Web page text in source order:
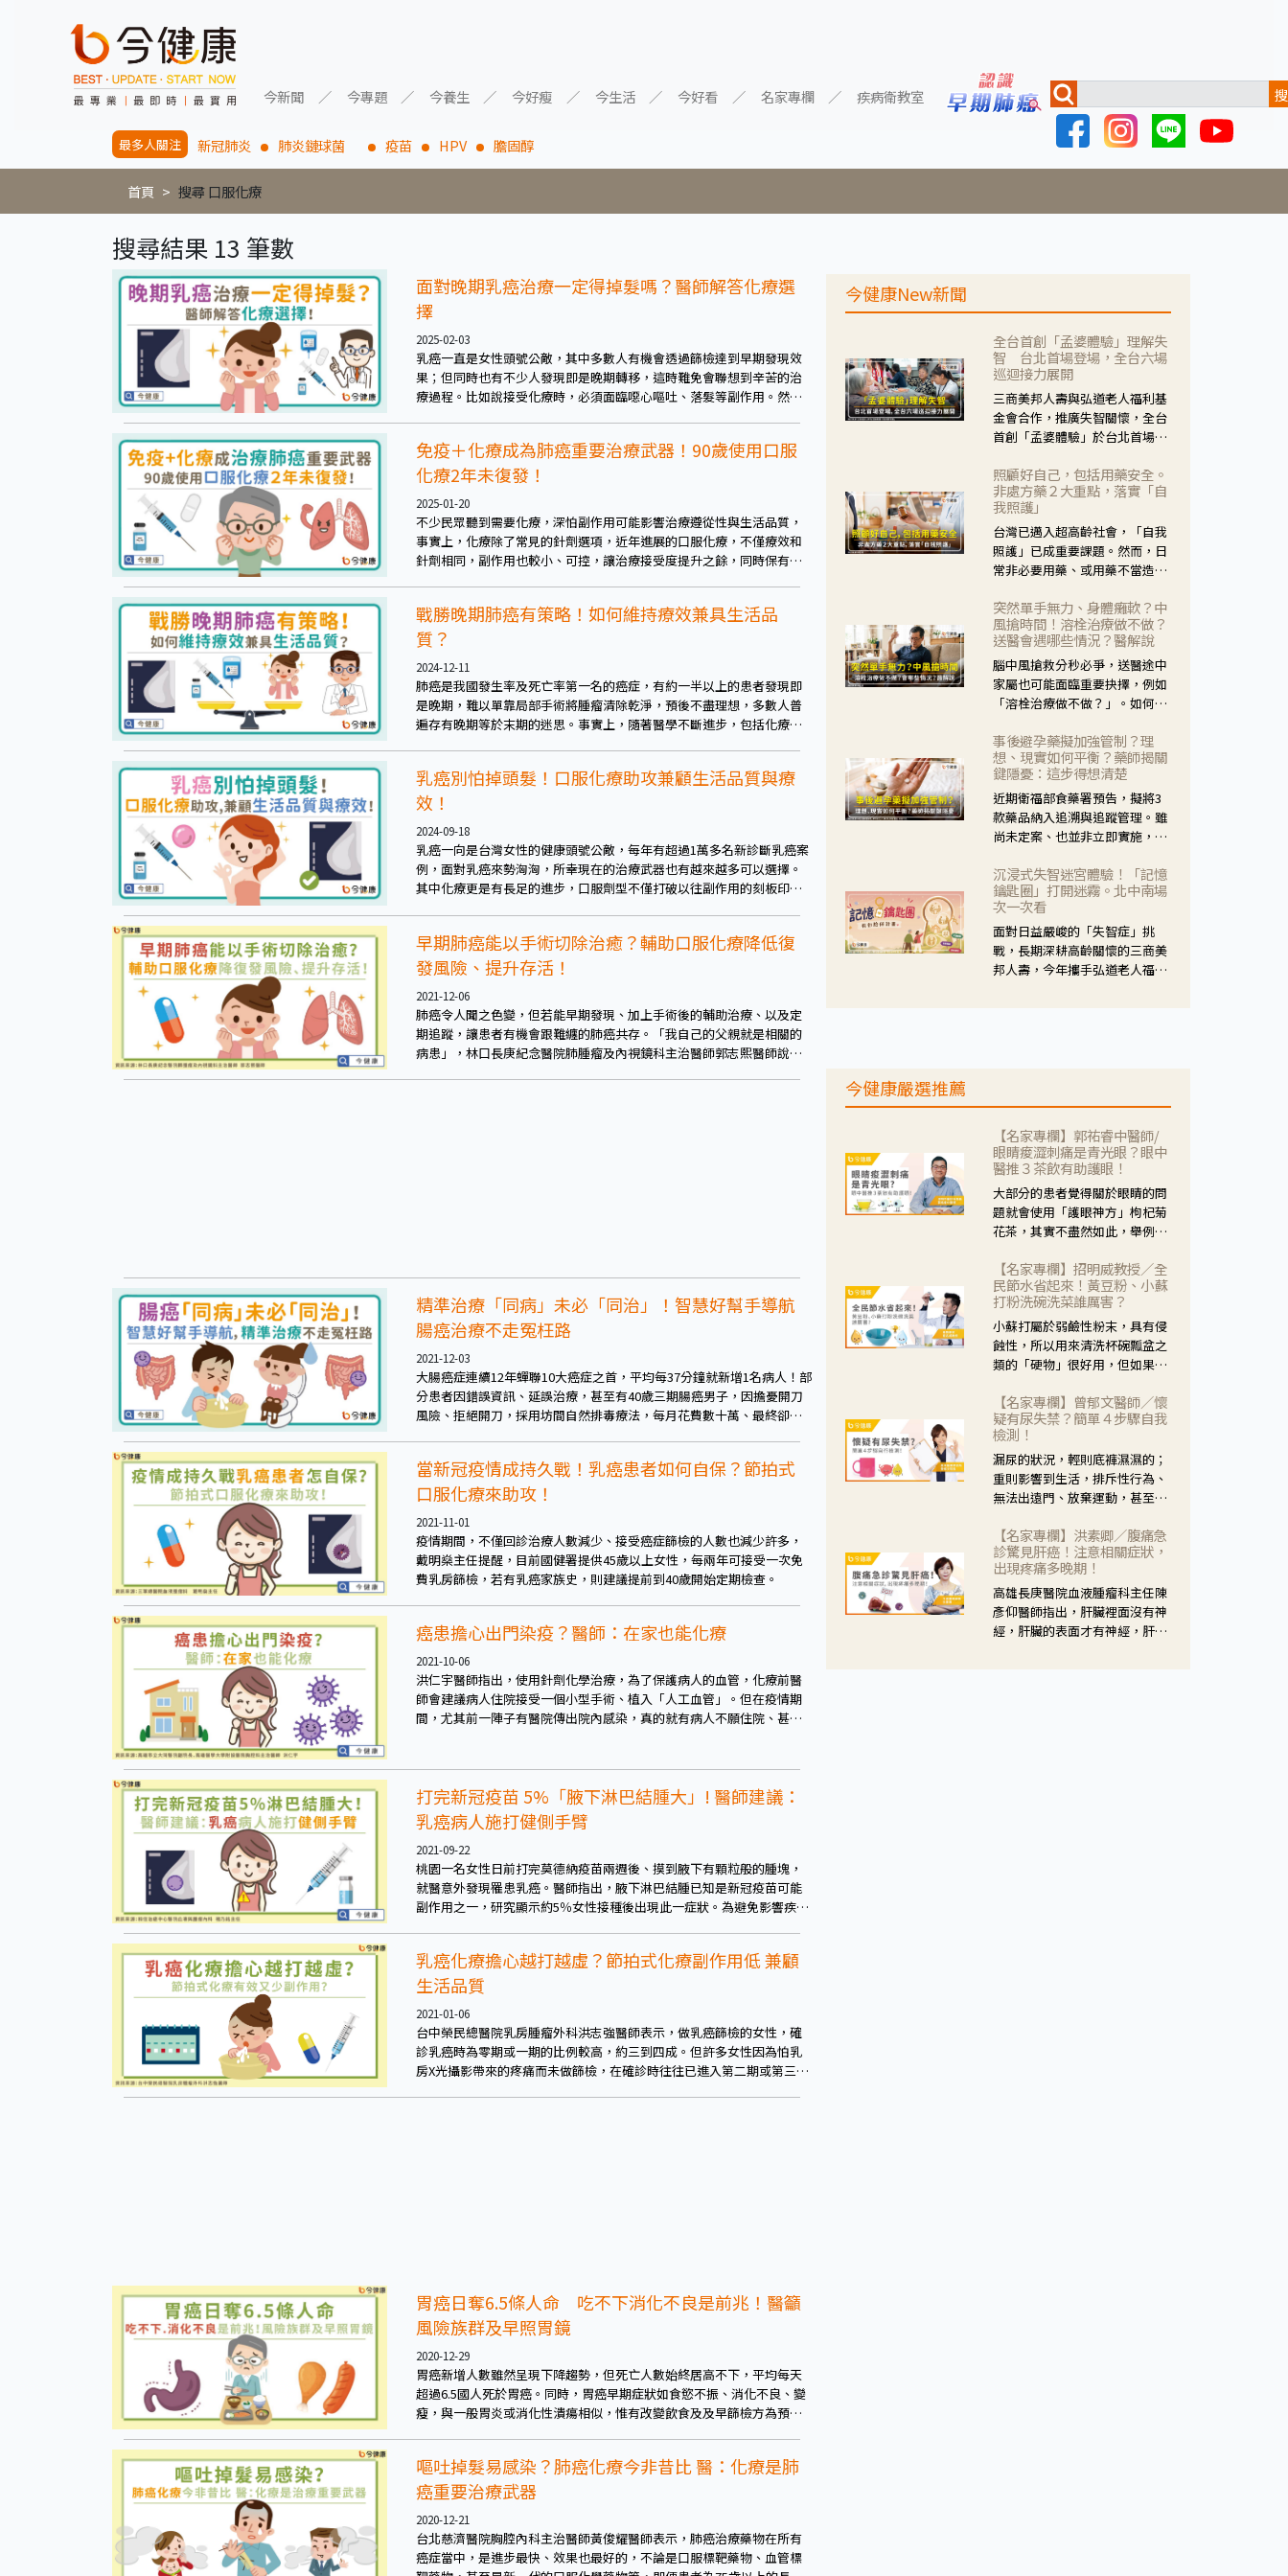
今新聞 今專題 今養生 今好瘦 今生活 今好看 名家專欄 疾病衛教室
最多人關注 新冠肺炎 肺炎鏈球菌 疫苗 HPV 膽固醇
首頁 搜尋 口服化療
搜尋結果 13 筆數
面對晚期乳癌治療一定得掉髮嗎？醫師解答化療選
擇
2025-02-03
乳癌一直是女性頭號公敵，其中多數人有機會透過篩檢達到早期發現效
果；但同時也有不少人發現即是晚期轉移，這時難免會聯想到辛苦的治
療過程。比如說接受化療時，必須面臨噁心嘔吐、落髮等副作用。然
治療方式。
免疫＋化療成為肺癌重要治療武器！90歲使用口服
化療2年未復發！
2025-01-20
不少民眾聽到需要化療，深怕副作用可能影響治療遵從性與生活品質，
事實上，化療除了常見的針劑選項，近年進展的口服化療，不僅療效和
針劑相同，副作用也較小、可控，讓治療接受度提升之餘，同時保有生
戰勝晚期肺癌有策略！如何維持療效兼具生活品
質？
2024-12-11
肺癌是我國發生率及死亡率第一名的癌症，有約一半以上的患者發現即
是晚期，難以單靠局部手術將腫瘤清除乾淨，預後不盡理想，多數人普
遍存有晚期等於末期的迷思。事實上，隨著醫學不斷進步，包括化療、
穩控病情、維持最好的生活品質。
乳癌別怕掉頭髮！口服化療助攻兼顧生活品質與療
效！
2024-09-18
乳癌一向是台灣女性的健康頭號公敵，每年有超過1萬多名新診斷乳癌案
例，面對乳癌來勢洶洶，所幸現在的治療武器也有越來越多可以選擇。
其中化療更是有長足的進步，口服劑型不僅打破以往副作用的刻板印
早期肺癌能以手術切除治癒？輔助口服化療降低復
發風險、提升存活！
2021-12-06
肺癌令人聞之色變，但若能早期發現、加上手術後的輔助治療、以及定
期追蹤，讓患者有機會跟難纏的肺癌共存。「我自己的父親就是相關的
病患」，林口長庚紀念醫院肺腫瘤及內視鏡科主治醫師郭志熙醫師說，
精準治療「同病」未必「同治」！智慧好幫手導航
腸癌治療不走冤枉路
2021-12-03
大腸癌症連續12年蟬聯10大癌症之首，平均每37分鐘就新增1名病人！部
分患者因錯誤資訊、延誤治療，甚至有40歲三期腸癌男子，因擔憂開刀
風險、拒絕開刀，採用坊間自然排毒療法，每月花費數十萬、最終卻肚
當新冠疫情成持久戰！乳癌患者如何自保？節拍式
口服化療來助攻！
2021-11-01
疫情期間，不僅回診治療人數減少、接受癌症篩檢的人數也減少許多，
戴明燊主任提醒，目前國健署提供45歲以上女性，每兩年可接受一次免
費乳房篩檢，若有乳癌家族史，則建議提前到40歲開始定期檢查。
癌患擔心出門染疫？醫師：在家也能化療
2021-10-06
洪仁宇醫師指出，使用針劑化學治療，為了保護病人的血管，化療前醫
師會建議病人住院接受一個小型手術、植入「人工血管」。但在疫情期
間，尤其前一陣子有醫院傳出院內感染，真的就有病人不願住院、甚至
打完新冠疫苗 5%「腋下淋巴結腫大」! 醫師建議：
乳癌病人施打健側手臂
2021-09-22
桃園一名女性日前打完莫德納疫苗兩週後、摸到腋下有顆粒般的腫塊，
就醫意外發現罹患乳癌。醫師指出，腋下淋巴結腫已知是新冠疫苗可能
副作用之一，研究顯示約5％女性接種後出現此一症狀。為避免影響疾病
乳癌化療擔心越打越虛？節拍式化療副作用低 兼顧
生活品質
2021-01-06
台中榮民總醫院乳房腫瘤外科洪志強醫師表示，做乳癌篩檢的女性，確
診乳癌時為零期或一期的比例較高，約三到四成。但許多女性因為怕乳
房X光攝影帶來的疼痛而未做篩檢，在確診時往往已進入第二期或第三期
胃癌日奪6.5條人命 吃不下消化不良是前兆！醫籲
風險族群及早照胃鏡
2020-12-29
胃癌新增人數雖然呈現下降趨勢，但死亡人數始終居高不下，平均每天
超過6.5國人死於胃癌。同時，胃癌早期症狀如食慾不振、消化不良、變
瘦，與一般胃炎或消化性潰瘍相似，惟有改變飲食及及早篩檢方為預防
嘔吐掉髮易感染？肺癌化療今非昔比 醫：化療是肺
癌重要治療武器
2020-12-21
台北慈濟醫院胸腔內科主治醫師黃俊耀醫師表示，肺癌治療藥物在所有
癌症當中，是進步最快、效果也最好的，不論是口服標靶藥物、血管標
今健康New新聞
全台首創「孟婆體驗」理解失
智 台北首場登場，全台六場
巡迴接力展開
三商美邦人壽與弘道老人福利基
金會合作，推廣失智關懷，全台
首創「孟婆體驗」於台北首場實
模式，用結合情境互動等豐富活
動，將抽象的失智轉化為可感
受、可討論的生活情境，並引導
民眾在家人開始出現改變時，以
理解取代責備、以耐心回應不
安。
照顧好自己，包括用藥安全。
非處方藥２大重點，落實「自
我照護」
台灣已邁入超高齡社會，「自我
照護」已成重要課題。然而，日
常非必要用藥、或用藥不當造成
在重要。社團法人台灣自我照護
產業協會 提出「非處方藥正確使
用」與「藥師給力」，鼓勵民眾
建立安全且正確的自我照護習
慣。
突然單手無力、身體癱軟？中
風搶時間！溶栓治療做不做？
送醫會遇哪些情況？醫解說
腦中風搶救分秒必爭，送醫途中
家屬也可能面臨重要抉擇，例如
「溶栓治療做不做？」。如何搶
會理事長陳龍醫師解說！
事後避孕藥擬加強管制？理
想、現實如何平衡？藥師揭關
鍵隱憂：這步得想清楚
近期衛福部食藥署預告，擬將3
款藥品納入追溯與追蹤管理。雖
尚未定案、也並非立即實施，不
人杰藥師表示，這三款藥物目
的、作用、風險各有不同，管制
與否所帶來的後許影響也不同，
可先了解其特性。
沉浸式失智迷宮體驗！「記憶
鑰匙圈」打開迷霧。北中南場
次一次看
面對日益嚴峻的「失智症」挑
戰，長期深耕高齡關懷的三商美
邦人壽，今年攜手弘道老人福利
生活挑戰。
今健康嚴選推薦
【名家專欄】郭祐睿中醫師/
眼睛痠澀刺痛是青光眼？眼中
醫推３茶飲有助護眼！
大部分的患者覺得關於眼睛的問
題就會使用「護眼神方」枸杞菊
花茶，其實不盡然如此，舉例來
紅、眼睛痛、眼屎多而且顏色
黃，當然就可以使用枸杞菊花
茶，但是枸杞的劑量要少，菊花
的劑量要多；若是有以上症狀以
外，眼睛還會有灼熱感，眼屎多
到會「牽絲」，也就是水樣分泌
了，這時候就要使用菊花、金銀
花來治療；假如單純的眼睛乾
澀，結膜沒有紅，眼睛周圍沒有
眼屎，這種情況是屬於「陰
虛」，就可以使用枸杞、蓮藕、
麥門冬、山藥等比較滋潤的藥
【名家專欄】招明威教授／全
民節水省起來！黃豆粉、小蘇
打粉洗碗洗菜誰厲害？
小蘇打屬於弱鹼性粉末，具有侵
蝕性，所以用來清洗杯碗瓢盆之
類的「硬物」很好用，但如果用
特別注意用法用量，使用過多或
是浸泡太久，容易腐蝕蔬菜的纖
維，讓菜軟掉不清脆。
【名家專欄】曾郁文醫師／懷
疑有尿失禁？簡單４步驟自我
檢測！
漏尿的狀況，輕則底褲濕濕的；
重則影響到生活，排斥性行為、
無法出遠門、放棄運動，甚至怕
禁」的症狀，長期下來不敢與朋
友往來，低潮陰霾造成憂鬱症。
【名家專欄】洪素卿／腹痛急
診驚見肝癌！注意相關症狀，
出現疼痛多晚期！
高雄長庚醫院血液腫瘤科主任陳
彥仰醫師指出，肝臟裡面沒有神
經，肝臟的表面才有神經，肝臟